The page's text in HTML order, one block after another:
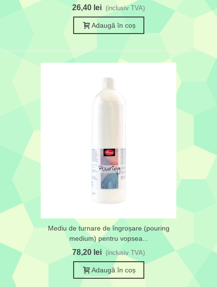
26,40 lei (inclusiv TVA)
Adaugă în coș
Mediu de turnare de îngroșare (pouring
medium) pentru vopsea...
78,20 lei (inclusiv TVA)
Adaugă în coș